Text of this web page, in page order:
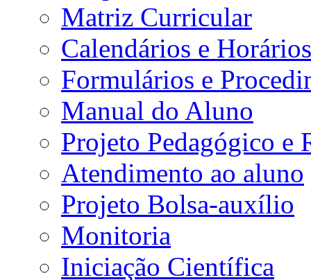
Matriz Curricular
Calendários e Horários
Formulários e
Manual do Aluno
Projeto Pedagógico e
Atendimento ao aluno
Projeto Bolsa-auxílio
Monitoria
Iniciação Científica